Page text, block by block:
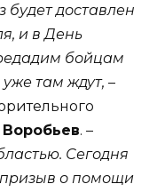
будет доставлен
и в День
бойцам
там ждут, –
. –
Сегодня
призыв о помощи